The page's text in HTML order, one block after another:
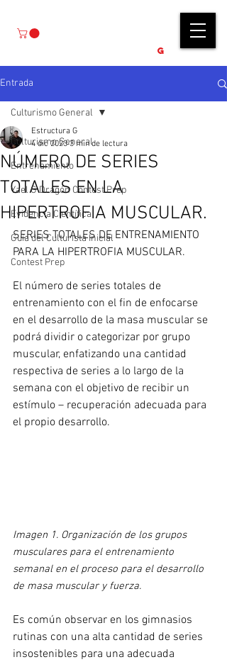
G
Entrada
Culturismo General
Entrenamiento
Yael G Dragón Contest Prep
Evidencia Científica
Guía del Culturista Inicial
Contest Prep
Culturismo General
NÚMERO DE SERIES
TOTALES EN LA
HIPERTROFIA MUSCULAR.
Estructura G
4 dic 2023 3 min de lectura
SERIES TOTALES DE ENTRENAMIENTO
PARA LA HIPERTROFIA MUSCULAR.
El número de series totales de
entrenamiento con el fin de enfocarse
en el desarrollo de la masa muscular se
podrá dividir o categorizar por grupo
muscular, enfatizando una cantidad
respectiva de series a lo largo de la
semana con el objetivo de recibir un
estímulo – recuperación adecuada para
el propio desarrollo.
Imagen 1. Organización de los grupos
musculares para el entrenamiento
semanal en el proceso para el desarrollo
de masa muscular y fuerza.
Es común observar en los gimnasios
rutinas con una alta cantidad de series
insostenibles para una adecuada